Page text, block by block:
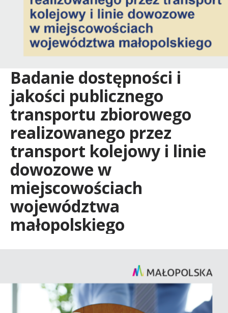
o
z
w
o
j
u
R
e
Badanie dostępności i
jakości publicznego
transportu zbiorowego
realizowanego przez
transport kolejowy i linie
dowozowe w
miejscowościach
województwa
małopolskiego